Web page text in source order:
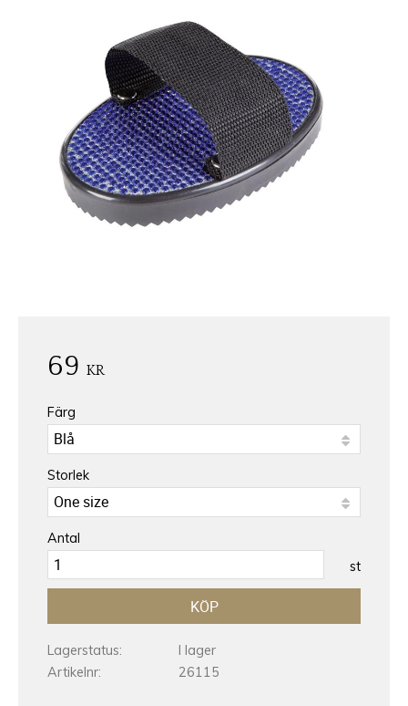
69 KR
Färg
Storlek
Antal
st
KÖP
Lagerstatus
I lager
Artikelnr
26115